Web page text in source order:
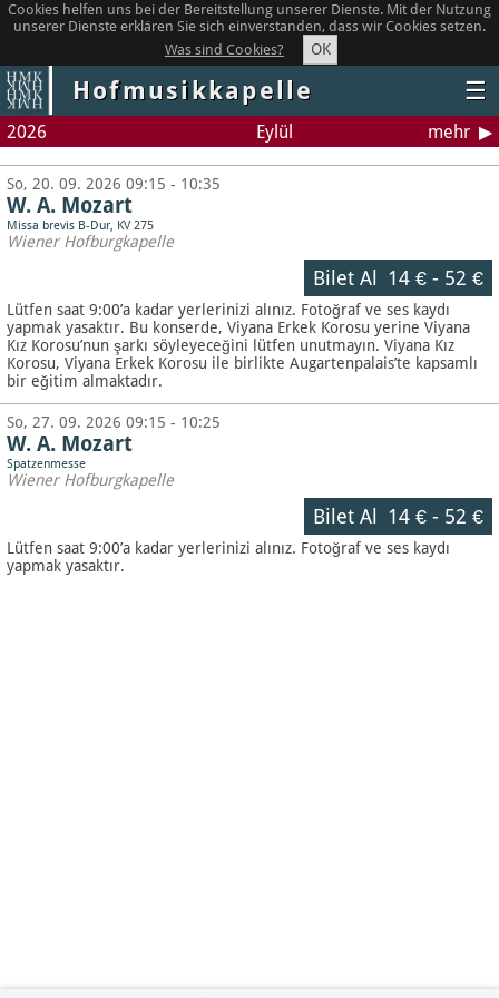
Cookies helfen uns bei der Bereitstellung unserer Dienste. Mit der Nutzung
unserer Dienste erklären Sie sich einverstanden, dass wir Cookies setzen.
Was sind Cookies?
OK
Hofmusikkapelle ☰
2026 Eylül mehr
So, 20. 09. 2026 09:15 - 10:35
W. A. Mozart
Missa brevis B-Dur, KV 275
Wiener Hofburgkapelle
Bilet Al 14 €- 52 €
Lütfen saat 9:00’a kadar yerlerinizi alınız. Fotoğraf ve ses kaydı
yapmak yasaktır. Bu konserde, Viyana Erkek Korosu yerine Viyana
Kız Korosu’nun şarkı söyleyeceğini lütfen unutmayın. Viyana Kız
Korosu, Viyana Erkek Korosu ile birlikte Augartenpalais’te kapsamlı
bir eğitim almaktadır.
So, 27. 09. 2026 09:15 - 10:25
W. A. Mozart
Spatzenmesse
Wiener Hofburgkapelle
Bilet Al 14 €- 52 €
Lütfen saat 9:00’a kadar yerlerinizi alınız. Fotoğraf ve ses kaydı
yapmak yasaktır.